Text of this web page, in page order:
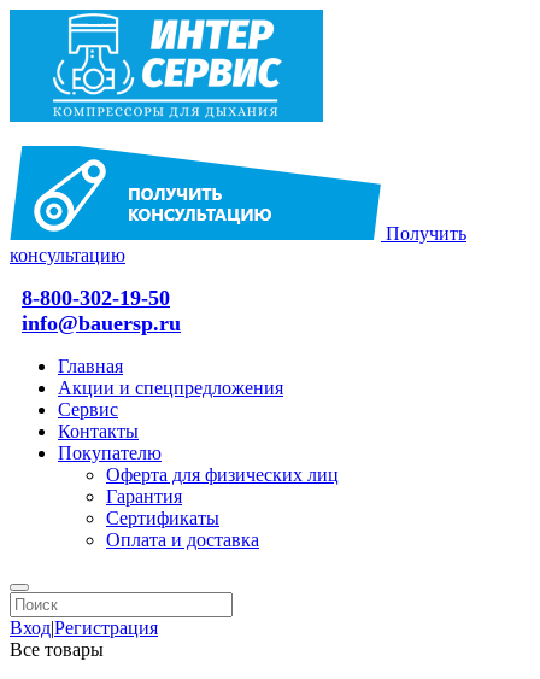
Получить
консультацию
8-800-302-19-50
info@bauersp.ru
Главная
Акции и спецпредложения
Сервис
Контакты
Покупателю
Оферта для физических лиц
Гарантия
Сертификаты
Оплата и доставка
Вход|Регистрация
Все товары